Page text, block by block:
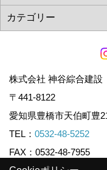
株式会社 神谷綜合建
〒441-8122
愛知県豊橋市天伯町豊
TEL： 0532-48-5252
FAX：0532-48-7955